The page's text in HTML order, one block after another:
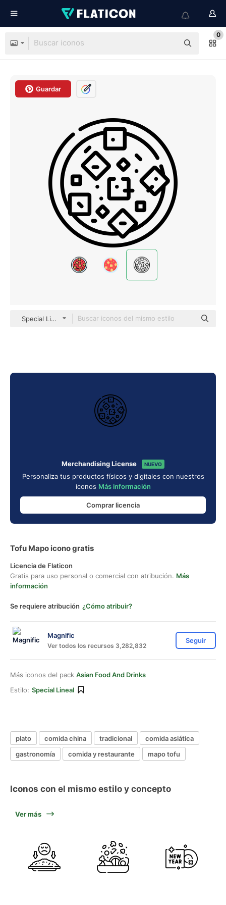
0
Guardar
Special Lineal
Merchandising License NUEVO
Personaliza tus productos físicos y digitales con nuestros
iconos Más información
Comprar licencia
Tofu Mapo icono gratis
Licencia de Flaticon
Gratis para uso personal o comercial con atribución. Más
información
Se requiere atribución ¿Cómo atribuir?
Magnific
Ver todos los recursos 3,282,832
Seguir
Más iconos del pack Asian Food And Drinks
Estilo: Special Lineal
plato comida china tradicional
comida asiática
gastronomía
comida y restaurante mapo tofu
Iconos con el mismo estilo y concepto
Ver más